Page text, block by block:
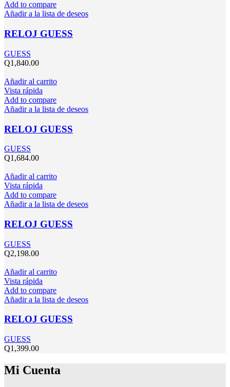
Add to compare
Añadir a la lista de deseos
RELOJ GUESS
GUESS
Q1,840.00
Añadir al carrito
Vista rápida
Add to compare
Añadir a la lista de deseos
RELOJ GUESS
GUESS
Q1,684.00
Añadir al carrito
Vista rápida
Add to compare
Añadir a la lista de deseos
RELOJ GUESS
GUESS
Q2,198.00
Añadir al carrito
Vista rápida
Add to compare
Añadir a la lista de deseos
RELOJ GUESS
GUESS
Q1,399.00
Mi Cuenta